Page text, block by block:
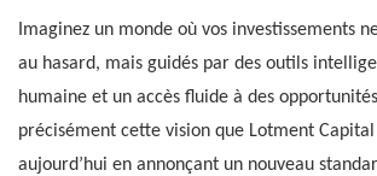
Imaginez un monde où vos investissements
au hasard, mais guidés par des outils
humaine et un accès fluide à des
précisément cette vision que Lotment
aujourd’hui en annonçant un nouveau